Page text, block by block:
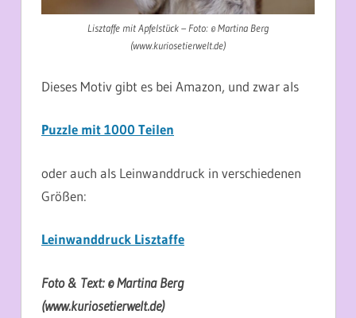
Lisztaffe mit Apfelstück – Foto: © Martina Berg
(www.kuriosetierwelt.de)
Dieses Motiv gibt es bei Amazon, und zwar als
Puzzle mit 1000 Teilen
oder auch als Leinwanddruck in verschiedenen
Größen:
Leinwanddruck Lisztaffe
Foto & Text: © Martina Berg
(www.kuriosetierwelt.de)